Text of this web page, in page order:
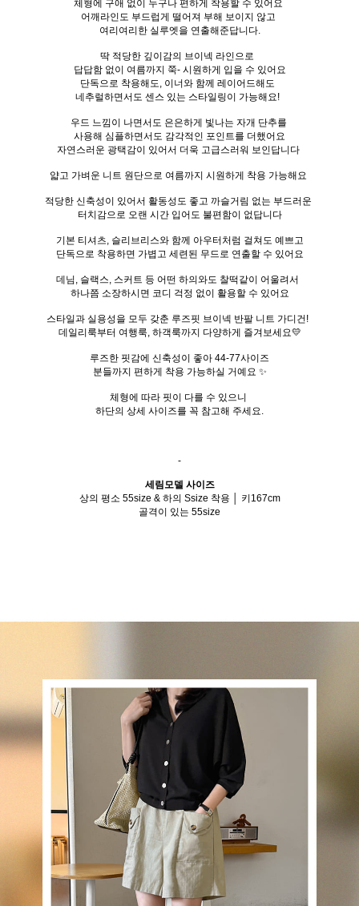
체형에 구애 없이 누구나 편하게 착용할 수 있어요
어깨라인도 부드럽게 떨어져 부해 보이지 않고
여리여리한 실루엣을 연출해준답니다.
딱 적당한 깊이감의 브이넥 라인으로
답답함 없이 여름까지 쭉- 시원하게 입을 수 있어요
단독으로 착용해도, 이너와 함께 레이어드해도
네추럴하면서도 센스 있는 스타일링이 가능해요!
우드 느낌이 나면서도 은은하게 빛나는 자개 단추를
사용해 심플하면서도 감각적인 포인트를 더했어요
자연스러운 광택감이 있어서 더욱 고급스러워 보인답니다
얇고 가벼운 니트 원단으로 여름까지 시원하게 착용 가능해요
적당한 신축성이 있어서 활동성도 좋고 까슬거림 없는 부드러운
터치감으로 오랜 시간 입어도 불편함이 없답니다
기본 티셔츠, 슬리브리스와 함께 아우터처럼 걸쳐도 예쁘고
단독으로 착용하면 가볍고 세련된 무드로 연출할 수 있어요
데님, 슬랙스, 스커트 등 어떤 하의와도 찰떡같이 어울려서
하나쯤 소장하시면 코디 걱정 없이 활용할 수 있어요
스타일과 실용성을 모두 갖춘 루즈핏 브이넥 반팔 니트 가디건!
데일리룩부터 여행룩, 하객룩까지 다양하게 즐겨보세요💛
루즈한 핏감에 신축성이 좋아 44-77사이즈
분들까지 편하게 착용 가능하실 거예요 ✨
체형에 따라 핏이 다를 수 있으니
하단의 상세 사이즈를 꼭 참고해 주세요.
-
세림모델 사이즈
상의 평소 55size & 하의 Ssize 착용 │ 키167cm
골격이 있는 55size